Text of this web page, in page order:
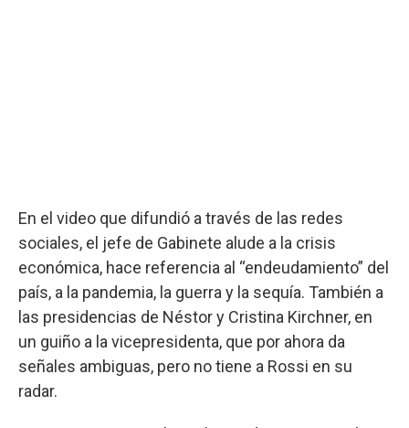
En el video que difundió a través de las redes
sociales, el jefe de Gabinete alude a la crisis
económica, hace referencia al “endeudamiento” del
país, a la pandemia, la guerra y la sequía. También a
las presidencias de Néstor y Cristina Kirchner, en
un guiño a la vicepresidenta, que por ahora da
señales ambiguas, pero no tiene a Rossi en su
radar.